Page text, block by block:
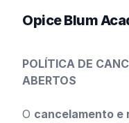
Opice Blum
POLÍTICA DE
ABERTOS
O cancelamento e